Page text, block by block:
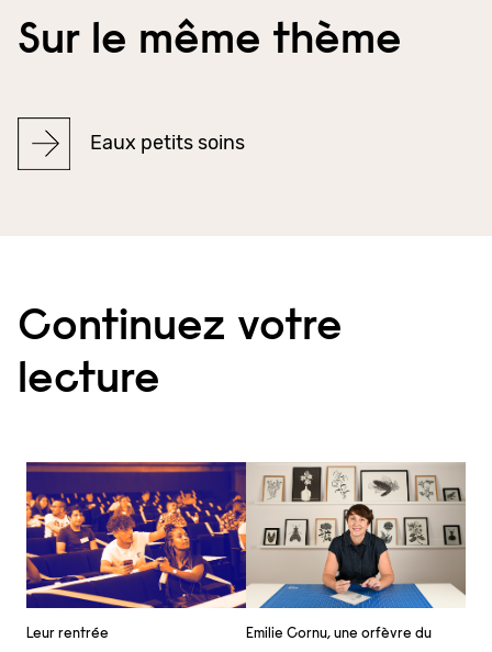
Sur le même thème
Eaux petits soins
Continuez votre
lecture
Leur rentrée
Emilie Cornu, une orfèvre du